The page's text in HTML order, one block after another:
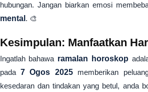
hubungan. Jangan biarkan emosi
mental . 🎨
Kesimpulan: Manfaatkan
Ingatlah bahawa ramalan horoskop
pada 7 Ogos 2025memberikan
kesedaran dan tindakan yang betul, anda